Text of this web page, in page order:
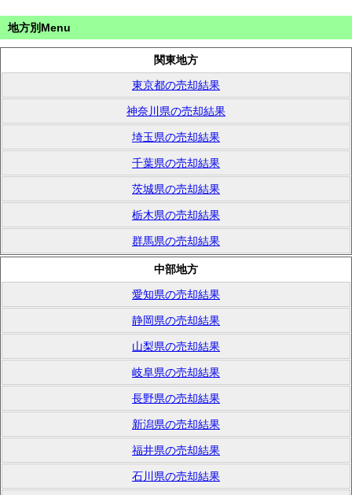
地方別Menu
関東地方
東京都の売却結果
神奈川県の売却結果
埼玉県の売却結果
千葉県の売却結果
茨城県の売却結果
栃木県の売却結果
群馬県の売却結果
中部地方
愛知県の売却結果
静岡県の売却結果
山梨県の売却結果
岐阜県の売却結果
長野県の売却結果
新潟県の売却結果
福井県の売却結果
石川県の売却結果